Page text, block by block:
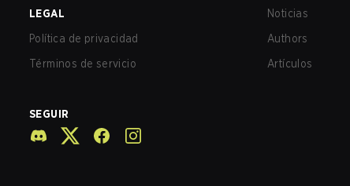
LEGAL
Política de privacidad
Términos de servicio
SEGUIR
Noticias
Authors
Artículos